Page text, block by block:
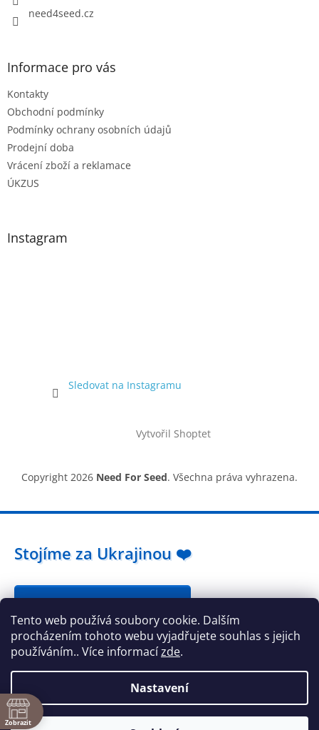
Tento web používá soubory cookie. Dalším
procházením tohoto webu vyjadřujete souhlas s jejich
používáním.. Více informacízde.
Nastavení
need4seed.cz
Informace pro vás
Kontakty
Obchodní podmínky
Podmínky ochrany osobních údajů
Prodejní doba
Vrácení zboží a reklamace
ÚKZUS
Instagram
Sledovat na Instagramu
Vytvořil Shoptet
Copyright 2026 Need For Seed. Všechna práva vyhrazena.
Zobrazit
Stojíme za Ukrajinou ❤️